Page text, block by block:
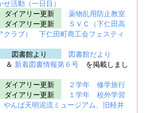
活動（一日目）
ダイアリー更新
薬物乱用防止教室
ダイアリー更新
ＳＶＣ（下仁田高
クラブ） 下仁田町商工会フェスティ
図書館より
図書館だより
＆ 新着図書情報第６号 を掲載しまし
ダイアリー更新
２学年 修学旅行
ダイアリー更新
１学年 校外学習
やんば天明泥流ミュージアム、旧軽井